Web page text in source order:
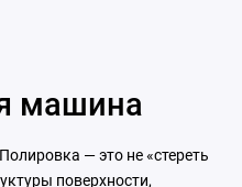
машина
— это не «стереть
поверхности,